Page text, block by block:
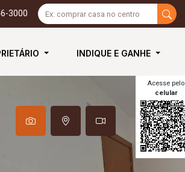
3000
INDIQUE E GANHE
Acesse pelo
celular